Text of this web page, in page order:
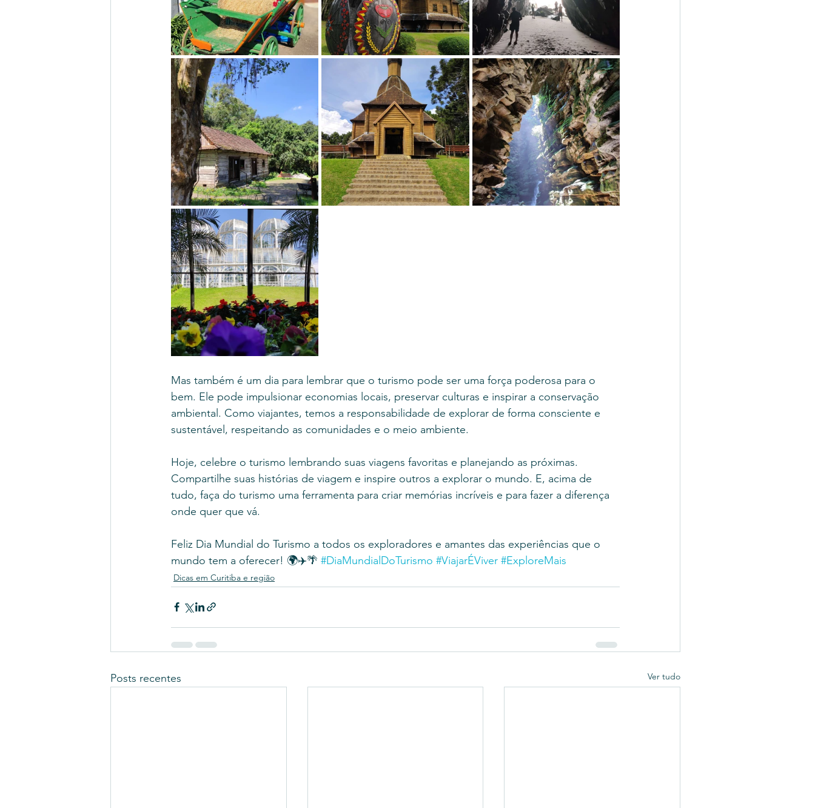
Mas também é um dia para lembrar que o turismo pode ser uma força poderosa para o
bem. Ele pode impulsionar economias locais, preservar culturas e inspirar a conservação
ambiental. Como viajantes, temos a responsabilidade de explorar de forma consciente e
sustentável, respeitando as comunidades e o meio ambiente.
Hoje, celebre o turismo lembrando suas viagens favoritas e planejando as próximas.
Compartilhe suas histórias de viagem e inspire outros a explorar o mundo. E, acima de
tudo, faça do turismo uma ferramenta para criar memórias incríveis e para fazer a diferença
onde quer que vá.
Feliz Dia Mundial do Turismo a todos os exploradores e amantes das experiências que o
mundo tem a oferecer! 🌍✈️🌴 #DiaMundialDoTurismo #ViajarÉViver #ExploreMais
Dicas em Curitiba e região
Posts recentes Ver tudo